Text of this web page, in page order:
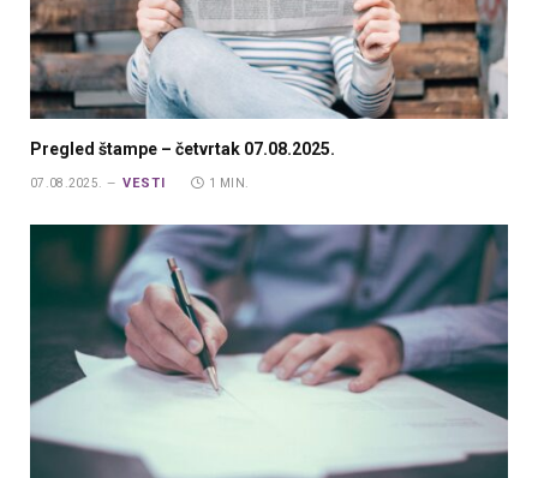
Pregled štampe – četvrtak 07.08.2025.
07.08.2025. VESTI 1 MIN.